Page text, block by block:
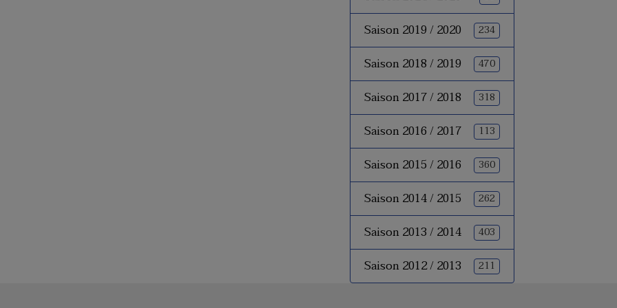
Saison 2019 / 2020 234
Saison 2018 / 2019 470
Saison 2017 / 2018 318
Saison 2016 / 2017 113
Saison 2015 / 2016 360
Saison 2014 / 2015 262
Saison 2013 / 2014 403
Saison 2012 / 2013 211